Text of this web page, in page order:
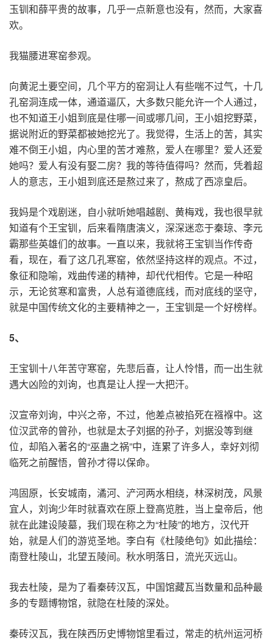
玉钏和薛平贵的故事，几乎一点新意也没有，然而，大家喜
欢。
我猫腰进寒窑参观。
向黄泥土要空间，几个平方的窑洞让人有些喘不过气，十几
孔窑洞连成一体，通道逼仄，大多数只能允许一个人通过，
也不知道王小姐到底是住哪一间或哪几间，王小姐挖野菜，
据说附近的野菜都被她挖光了。我觉得，生活上的苦，其实
难不倒王小姐，内心里的苦才难熬，爱人在哪里？爱人还爱
她吗？爱人有没有娶二房？我的等待值得吗？然而，凭着超
人的意志，王小姐到底还是熬过来了，熬成了西凉皇后。
我妈是个戏剧迷，自小就听她唱越剧、黄梅戏，我也很早就
知道有个王宝钏，后来看隋唐演义，深深迷恋于秦琼、李元
霸那些英雄们的故事。一直以来，我就将王宝钏当作传奇
看，现在，看了这几孔寒窑，依然坚持这样的观点。不过，
象征和隐喻，戏曲传递的精神，却代代相传。它是一种昭
示，无论贫寒和富贵，人总有道德底线，而对底线的坚守，
就是中国传统文化的主要精神之一，王宝钏是一个好榜样。
5、
王宝钏十八年苦守寒窑，先悲后喜，让人怜惜，而一出生就
遇大凶险的刘询，也真是让人捏一大把汗。
汉宣帝刘询，中兴之帝，不过，他差点被掐死在襁褓中。这
位汉武帝的曾孙，也就是太子刘据的孙子，刘据没等到继
位，却陷入著名的“巫蛊之祸”中，连累了许多人，幸好刘彻
临死之前醒悟，曾孙才得以保命。
鸿固原，长安城南，潏河、浐河两水相绕，林深树茂，风景
宜人，刘询少年时就喜欢在原上登高览胜，当上皇帝后，他
就在此建设陵墓，我们现在称之为“杜陵”的地方，汉代开
始，就是人们的游览圣地。李白有《杜陵绝句》如此描绘：
南登杜陵山，北望五陵间。秋水明落日，流光灭远山。
我去杜陵，是为了看秦砖汉瓦，中国馆藏瓦当数量和品种最
多的专题博物馆，就隐在杜陵的深处。
秦砖汉瓦，我在陕西历史博物馆里看过，常走的杭州运河桥